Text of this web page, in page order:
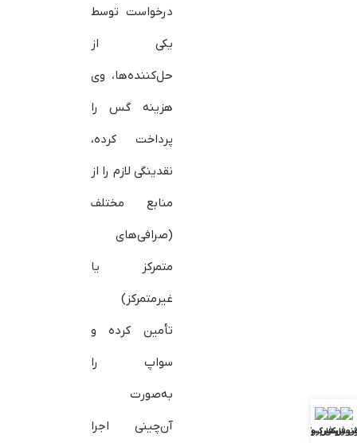
درخواست توسط
یکی از
حل‌کننده‌ها، وی
هزینه گس را
پرداخت کرده،
نقدینگی لازم را از
منابع مختلف
(صرافی‌های
متمرکز یا
غیرمتمرکز)
تأمین کرده و
سواپ را
به‌صورت
آن‌چینی اجرا
فارکس
فارکس
بررسی بروکرها